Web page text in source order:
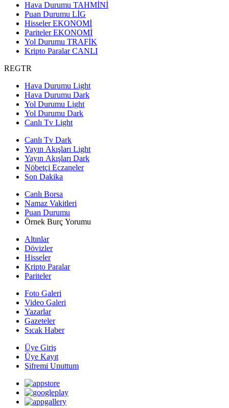
Hava Durumu TAHMİNİ
Puan Durumu LİG
HisselerEKONOMİ
ParitelerEKONOMİ
Yol Durumu TRAFİK
Kripto ParalarCANLI
REGTR
Hava Durumu Light
Hava Durumu Dark
Yol Durumu Light
Yol Durumu Dark
Canlı Tv Light
Canlı Tv Dark
Yayın Akışları Light
Yayın Akışları Dark
Nöbetçi Eczaneler
Son Dakika
Canlı Borsa
Namaz Vakitleri
Puan Durumu
Örnek Burç Yorumu
Altınlar
Dövizler
Hisseler
Kripto Paralar
Pariteler
Foto Galeri
Video Galeri
Yazarlar
Gazeteler
Sıcak Haber
Üye Giriş
Üye Kayıt
Şifremi Unuttum